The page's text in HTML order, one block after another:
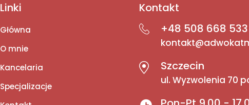
Linki
Główna
O mnie
Kancelaria
Specjalizacje
Kontakt
+48 508 668 533
Szczecin
ul. Wyzwolenia 70